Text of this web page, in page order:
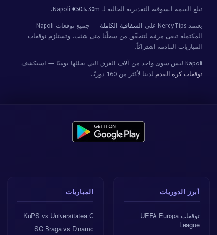
تبلغ القيمة السوقية التقديرية الحالية لـ Napoli €503.30m
.
يعتمد NerdyTips على الشفافية الكاملة
— جميع توقعات Napoli
المكتملة تبقى مرئية لتتحقّق من سجلّنا متى شئت. وتستلزم توقعات
المباريات القادمة اشتراكاً.
Napoli ليس سوى واحد من آلاف الفرق التي نحللها يوميًا — استكشف
توقعات كرة القدم لدينا لأكثر من 160 دوريًا.
أبرز الدوريات
توقعات UEFA Europa
League
المباريات
KuPS vs Universitatea C
SC Braga vs Dinamo